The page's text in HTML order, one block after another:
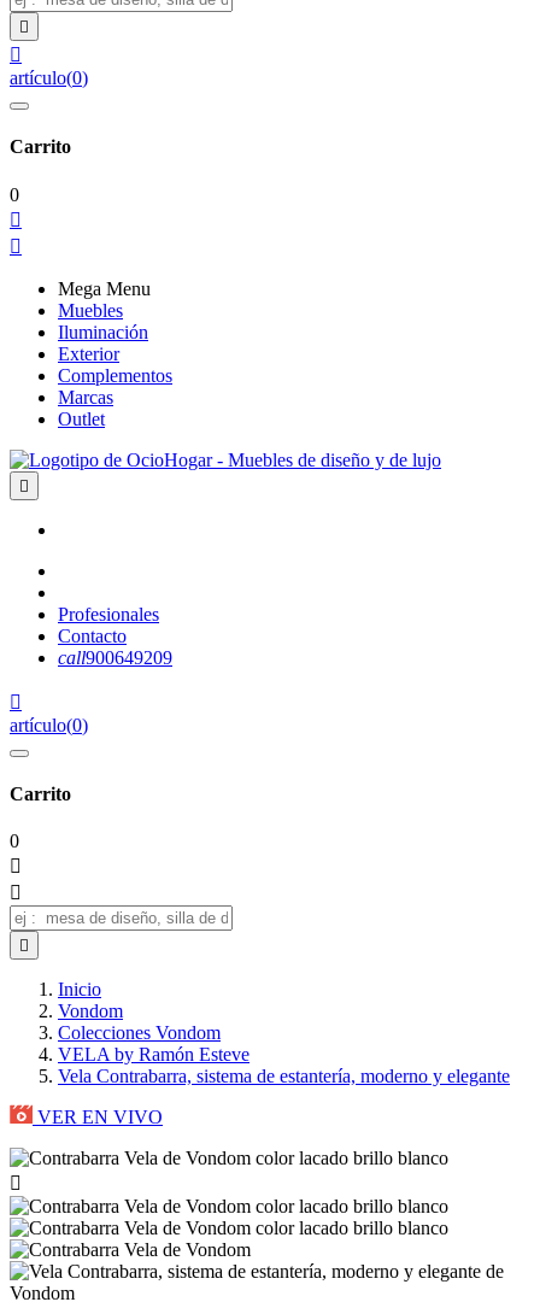


artículo(0)
Carrito
0


Mega Menu
Muebles
Iluminación
Exterior
Complementos
Marcas
Outlet

Profesionales
Contacto
call900649209

artículo(0)
Carrito
0



Inicio
Vondom
Colecciones Vondom
VELA by Ramón Esteve
Vela Contrabarra, sistema de estantería, moderno y elegante
VER EN VIVO
